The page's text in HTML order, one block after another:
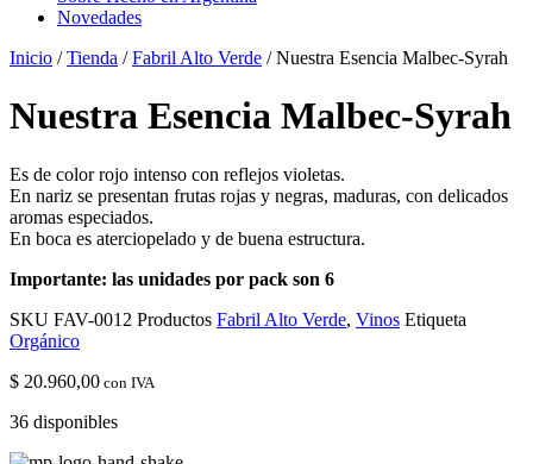
Novedades
Inicio /Tienda /Fabril Alto Verde / Nuestra Esencia Malbec-Syrah
Nuestra Esencia Malbec-Syrah
Es de color rojo intenso con reflejos violetas.
En nariz se presentan frutas rojas y negras, maduras, con delicados
aromas especiados.
En boca es aterciopelado y de buena estructura.
Importante: las unidades por pack son 6
SKU FAV-0012 Productos Fabril Alto Verde, Vinos Etiqueta
Orgánico
$ 20.960,00 con IVA
36 disponibles